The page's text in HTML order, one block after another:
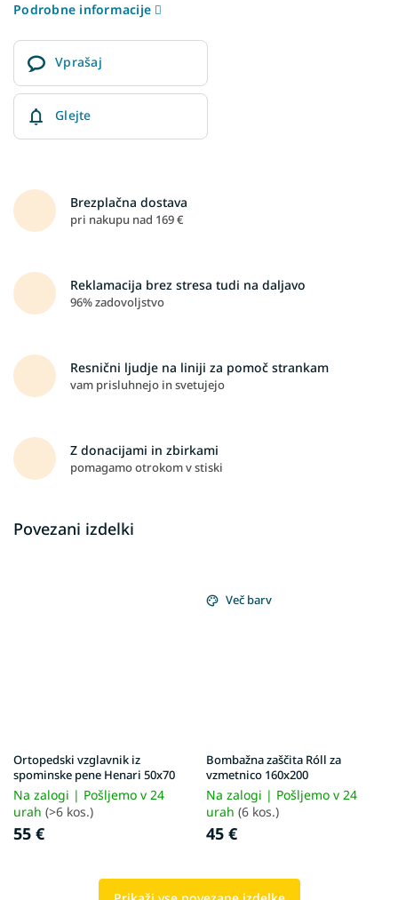
Podrobne informacije
Vprašaj
Glejte
Brezplačna dostava
pri nakupu nad 169 €
Reklamacija brez stresa tudi na daljavo
96% zadovoljstvo
Resnični ljudje na liniji za pomoč strankam
vam prisluhnejo in svetujejo
Z donacijami in zbirkami
pomagamo otrokom v stiski
Povezani izdelki
Ortopedski vzglavnik iz
spominske pene Henari 50x70
Na zalogi | Pošljemo v 24
urah (>6 kos.)
55 €
Več barv
Bombažna zaščita Róll za
vzmetnico 160x200
Na zalogi | Pošljemo v 24
urah (6 kos.)
45 €